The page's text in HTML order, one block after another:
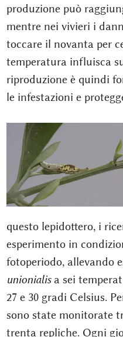
produzione può
mentre nei vivieri i
toccare il novanta per
temperatura influisca
riproduzione è quindi
le infestazioni e
questo lepidottero, i
esperimento in
fotoperiodo, allevando
unionialisa sei
27 e 30 gradi Celsius.
sono state monitorate
trenta repliche. Ogni